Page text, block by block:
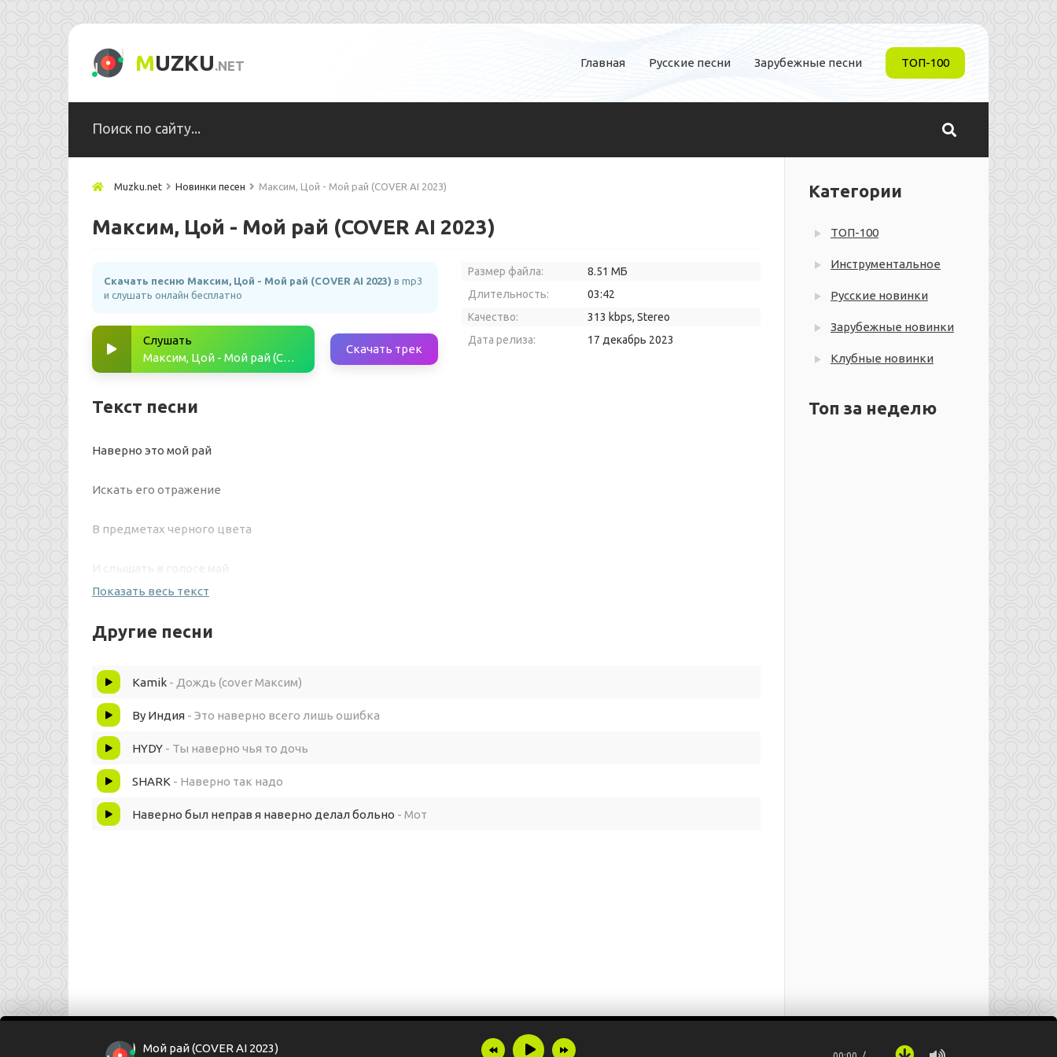
MUZKU.NET Главная Русские песни Зарубежные песни ТОП-100
Muzku.net Новинки песен Максим, Цой - Мой рай (COVER AI 2023)
Максим, Цой - Мой рай (COVER AI 2023)
Скачать песню Максим, Цой - Мой рай (COVER AI 2023) в mp3
и слушать онлайн бесплатно
Слушать
Максим, Цой - Мой рай (COVER AI 2023)
Скачать трек
Размер файла:
8.51 МБ
Длительность:
03:42
Качество:
313 kbps, Stereo
Дата релиза:
17 декабрь 2023
Текст песни
Наверно это мой рай
Искать его отражение
В предметах черного цвета
И слышать в голосе май
Показать весь текст
Другие песни
Kamik - Дождь (cover Максим)
By Индия - Это наверно всего лишь ошибка
HYDY - Ты наверно чья то дочь
SHARK - Наверно так надо
Наверно был неправ я наверно делал больно - Мот
Категории
ТОП-100
Инструментальное
Русские новинки
Зарубежные новинки
Клубные новинки
Топ за неделю
Мой рай (COVER AI 2023)